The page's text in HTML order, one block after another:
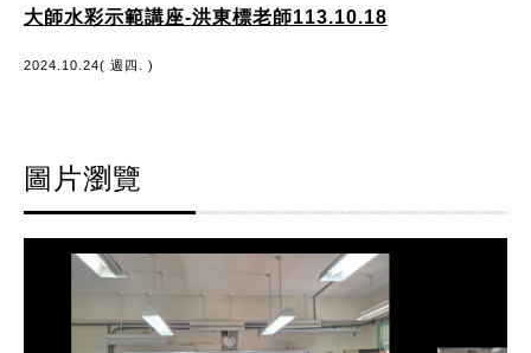
大師水彩示範講座-洪東標老師113.10.18
2024.10.24( 週四. )
圖片瀏覽